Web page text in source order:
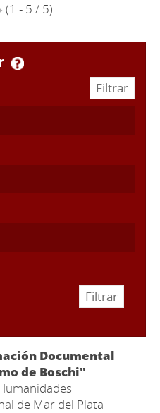
(1 - 5 / 5)
Documental
de Boschi"
de Mar del Plata